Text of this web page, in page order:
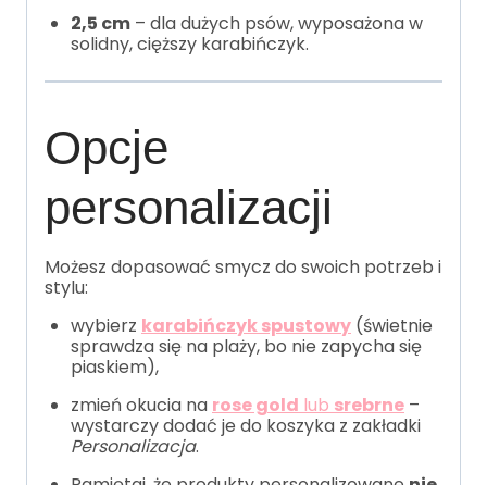
2,5 cm – dla dużych psów, wyposażona w
solidny, cięższy karabińczyk.
Opcje
personalizacji
Możesz dopasować smycz do swoich potrzeb i
stylu:
wybierz karabińczyk spustowy (świetnie
sprawdza się na plaży, bo nie zapycha się
piaskiem),
zmień okucia na rose gold lub srebrne –
wystarczy dodać je do koszyka z zakładki
Personalizacja.